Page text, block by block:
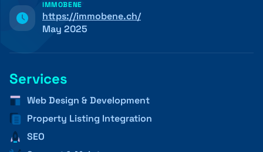
DEUTSCH
Nachricht senden 💌
IMMOBENE
https://immobene.ch/
May 2025
Services
Web Design & Development
Property Listing Integration
SEO